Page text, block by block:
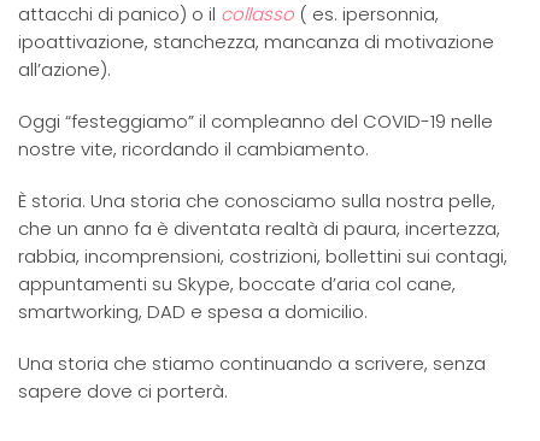
attacchi di panico) o il collasso ( es. ipersonnia,
ipoattivazione, stanchezza, mancanza di motivazione
all’azione).
Oggi “festeggiamo” il compleanno del COVID-19 nelle
nostre vite, ricordando il cambiamento.
È storia. Una storia che conosciamo sulla nostra pelle,
che un anno fa è diventata realtà di paura, incertezza,
rabbia, incomprensioni, costrizioni, bollettini sui contagi,
appuntamenti su Skype, boccate d’aria col cane,
smartworking, DAD e spesa a domicilio.
Una storia che stiamo continuando a scrivere, senza
sapere dove ci porterà.